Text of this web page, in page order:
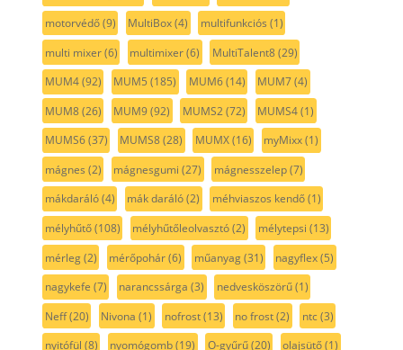
motorvédő(9) MultiBox(4) multifunkciós (1)
multi mixer(6) multimixer(6) MultiTalent8(29)
MUM4(92) MUM5 (185) MUM6(14) MUM7(4)
MUM8(26) MUM9(92) MUMS2(72) MUMS4(1)
MUMS6(37) MUMS8(28) MUMX(16) myMixx(1)
mágnes (2) mágnesgumi (27) mágnesszelep(7)
mákdaráló(4) mák daráló(2) méhviaszos kendő(1)
mélyhűtő(108) mélyhűtőleolvasztó(2) mélytepsi (13)
mérleg(2) mérőpohár(6) műanyag(31) nagyflex(5)
nagykefe (7) narancssárga (3) nedvesköszörű(1)
Neff(20) Nivona (1) nofrost(13) no frost(2) ntc(3)
nyitófül (8) nyomógomb(19) O-gyűrű(20) olajsütő(1)